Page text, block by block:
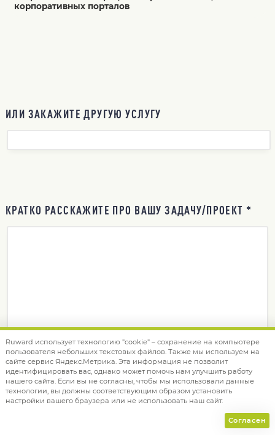
корпоративных порталов
ИЛИ ЗАКАЖИТЕ ДРУГУЮ УСЛУГУ
КРАТКО РАССКАЖИТЕ ПРО ВАШУ ЗАДАЧУ/ПРОЕКТ *
Ruward использует технологию "cookie" – сохранение на компьютере
пользователя небольших текстовых файлов. Также мы используем на
сайте сервис Яндекс.Метрика. Эта информация не позволит
идентифицировать вас, однако может помочь нам улучшить работу
нашего сайта. Если вы не согласны, чтобы мы использовали данные
технологии, вы должны соответствующим образом установить
настройки вашего браузера или не использовать наш сайт.
Согласен